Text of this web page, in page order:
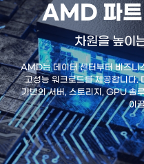
AMD 파트
차원을 높이
AMD는 데이터 센터부터 비즈니
고성능 워크로드를 제공합니
기반의 서버, 스토리지, GPU 솔
이